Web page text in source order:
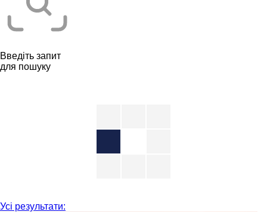
Введіть запит
для пошуку
Усі результати: